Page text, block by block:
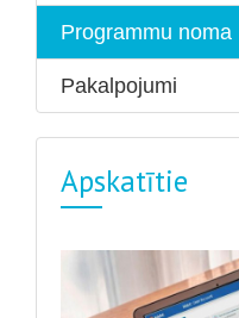
Programmu noma
Pakalpojumi
Apskatītie